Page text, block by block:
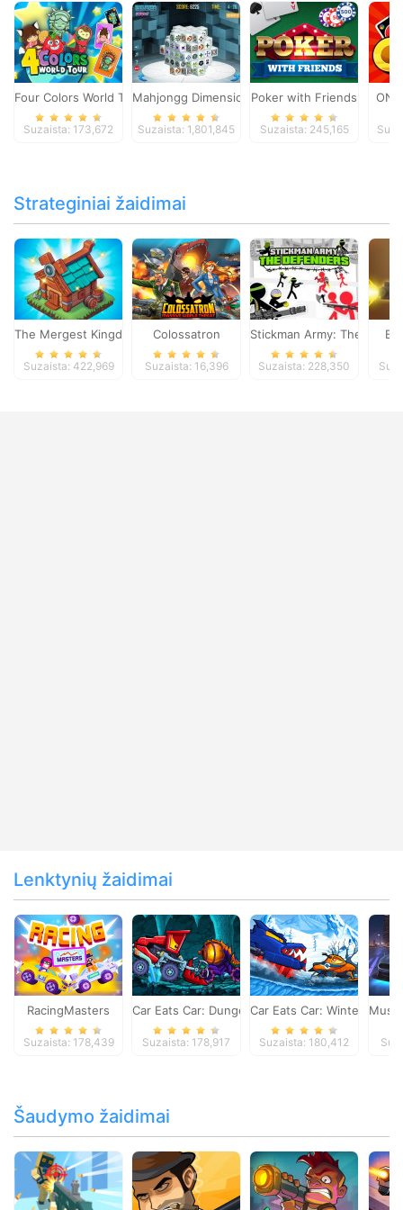
Four Colors World Tour
Suzaista: 173,672
Mahjongg Dimensions
Suzaista: 1,801,845
Poker with Friends
Suzaista: 245,165
Strateginiai žaidimai
The Mergest Kingdom
Suzaista: 422,969
Colossatron
Suzaista: 16,396
Stickman Army: The
Suzaista: 228,350
Lenktynių žaidimai
RacingMasters
Suzaista: 178,439
Car Eats Car: Dungeon Adventure
Suzaista: 178,917
Car Eats Car: Winter
Suzaista: 180,412
Šaudymo žaidimai